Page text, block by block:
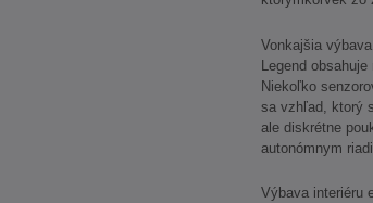
Vonkajšia
Legend
Niekoľko
sa vzhľad, ktorý
ale diskrétne
autonómnym
Výbava interiéru